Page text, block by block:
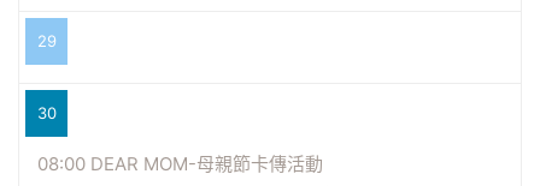
29
30
08:00 DEAR MOM-母親節卡傳活動